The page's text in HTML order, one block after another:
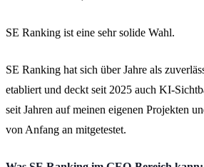
SE Ranking ist eine sehr solide Wahl.
SE Ranking hat sich über Jahre als
etabliert und deckt seit 2025 auch KI-
seit Jahren auf meinen eigenen Projekten
von Anfang an mitgetestet.